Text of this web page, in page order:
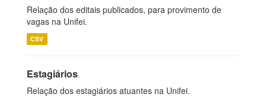
Relação dos editais publicados, para provimento de
vagas na Unifei.
CSV
Estagiários
Relação dos estagiários atuantes na Unifei.